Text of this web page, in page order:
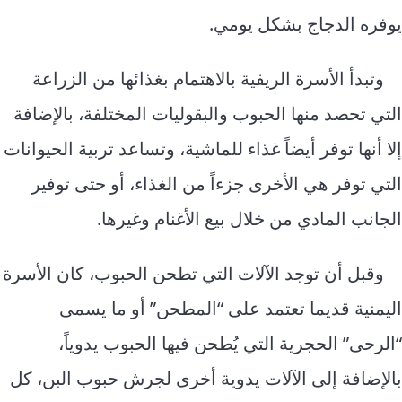
يوفره الدجاج بشكل يومي.
وتبدأ الأسرة الريفية بالاهتمام بغذائها من الزراعة
التي تحصد منها الحبوب والبقوليات المختلفة، بالإضافة
إلا أنها توفر أيضاً غذاء للماشية، وتساعد تربية الحيوانات
التي توفر هي الأخرى جزءاً من الغذاء، أو حتى توفير
الجانب المادي من خلال بيع الأغنام وغيرها.
وقبل أن توجد الآلات التي تطحن الحبوب، كان الأسرة
اليمنية قديما تعتمد على “المطحن” أو ما يسمى
“الرحى” الحجرية التي يُطحن فيها الحبوب يدوياً،
بالإضافة إلى الآلات يدوية أخرى لجرش حبوب البن، كل